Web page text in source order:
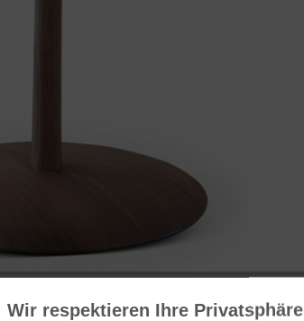
Wir respektieren Ihre Privatsphäre